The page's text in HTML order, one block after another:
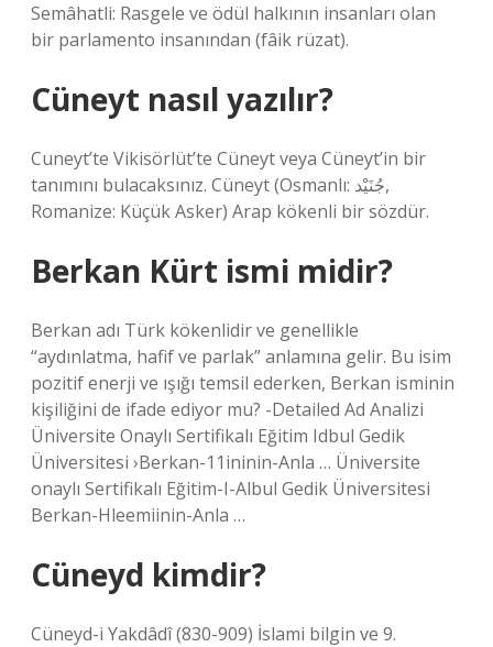
Semâhatli: Rasgele ve ödül halkının insanları olan
bir parlamento insanından (fâik rüzat).
Cüneyt nasıl yazılır?
Cuneyt’te Vikisörlüt’te Cüneyt veya Cüneyt’in bir
tanımını bulacaksınız. Cüneyt (Osmanlı: جُنَيْد,
Romanize: Küçük Asker) Arap kökenli bir sözdür.
Berkan Kürt ismi midir?
Berkan adı Türk kökenlidir ve genellikle
“aydınlatma, hafif ve parlak” anlamına gelir. Bu isim
pozitif enerji ve ışığı temsil ederken, Berkan isminin
kişiliğini de ifade ediyor mu? -Detailed Ad Analizi
Üniversite Onaylı Sertifikalı Eğitim Idbul Gedik
Üniversitesi ›Berkan-11ininin-Anla … Üniversite
onaylı Sertifikalı Eğitim-I-Albul Gedik Üniversitesi
Berkan-Hleemiinin-Anla …
Cüneyd kimdir?
Cüneyd-i Yakdâdî (830-909) İslami bilgin ve 9.